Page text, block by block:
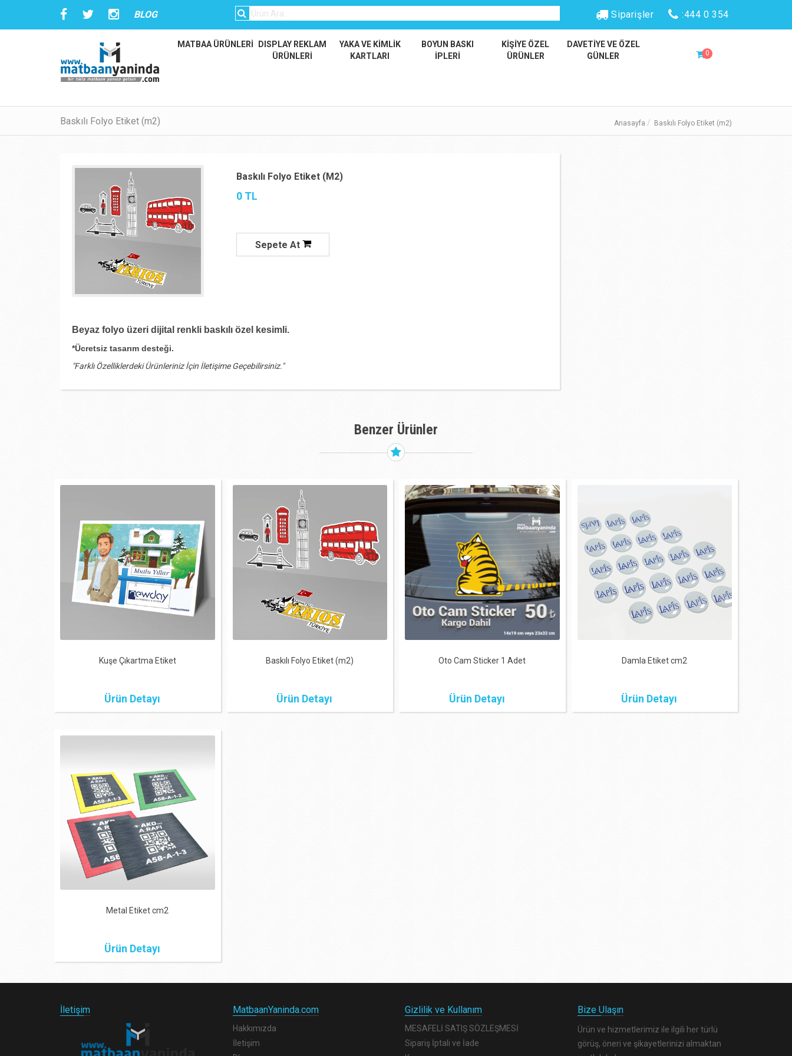
BLOG :444 0 354
Siparişler
MATBAA ÜRÜNLERİ
DISPLAY REKLAM
ÜRÜNLERİ
YAKA VE KİMLİK
KARTLARI
BOYUN BASKI
İPLERİ
KİŞİYE ÖZEL
ÜRÜNLER
DAVETİYE VE ÖZEL
GÜNLER
0
Baskılı Folyo Etiket (m2) Anasayfa Baskılı Folyo Etiket (m2)
Baskılı Folyo Etiket (m2)
0 TL
Sepete At
Beyaz folyo üzeri dijital renkli baskılı özel kesimli.
*Ücretsiz tasarım desteği.
"Farklı Özelliklerdeki Ürünleriniz İçin İletişime Geçebilirsiniz."
Benzer Ürünler
Kuşe Çıkartma Etiket
Ürün Detayı
Baskılı Folyo Etiket (m2)
Ürün Detayı
Oto Cam Sticker 1 Adet
Ürün Detayı
Damla Etiket cm2
Ürün Detayı
Metal Etiket cm2
Ürün Detayı
İletişim MatbaanYaninda.com
Hakkımızda
İletişim
Gizlilik ve Kullanım
MESAFELİ SATIŞ SÖZLEŞMESİ
Sipariş İptali ve İade
Bize Ulaşın
Ürün ve hizmetlerimiz ile ilgili her türlü
görüş, öneri ve şikayetlerinizi almaktan